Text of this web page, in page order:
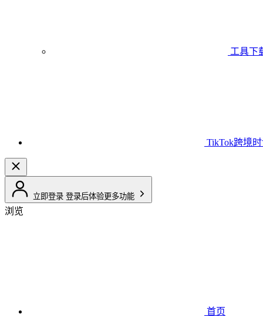
工具下
TikTok跨境
立即登录 登录后体验更多功能
浏览
首页